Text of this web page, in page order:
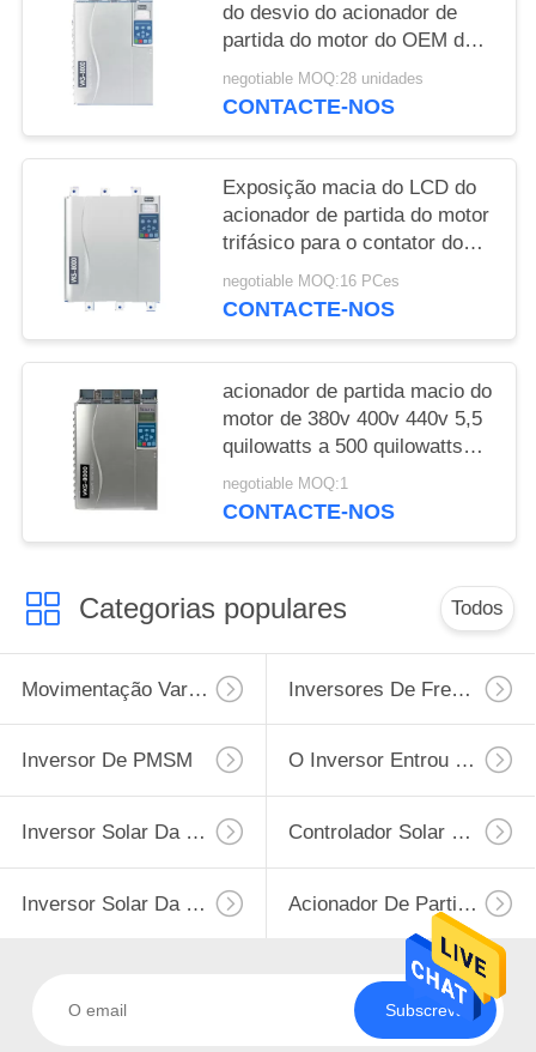
do desvio do acionador de
partida do motor do OEM de
Veikong para o motor protege
negotiable MOQ:28 unidades
CONTACTE-NOS
Exposição macia do LCD do
acionador de partida do motor
trifásico para o contator do
desvio do motor de indução
negotiable MOQ:16 PCes
CONTACTE-NOS
acionador de partida macio do
motor de 380v 400v 440v 5,5
quilowatts a 500 quilowatts
construídos no contator do
desvio
negotiable MOQ:1
CONTACTE-NOS
Categorias populares Todos
Movimentação Variável Da Frequência De VFD Inversores De Frequência Variável
Inversor De PMSM O Inversor Entrou 220v A Saída 380v
Inversor Solar Da Bomba Da Fase Monofásica Controlador Solar Da Bomba De Água
Inversor Solar Da Bomba De MPPT VFD Acionador De Partida Macio Do Motor
Subscreva